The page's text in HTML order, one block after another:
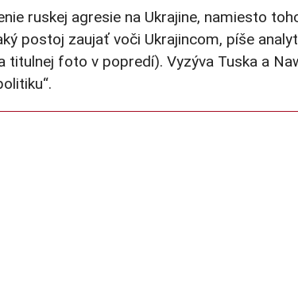
ruskej agresie na Ukrajine, namiesto
postoj zaujať voči Ukrajincom, píše
foto v popredí). Vyzýva Tuska a